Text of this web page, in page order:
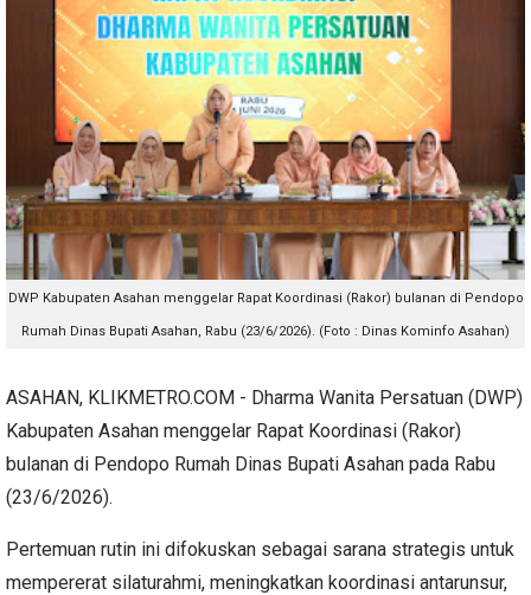
DWP Kabupaten Asahan menggelar Rapat Koordinasi (Rakor) bulanan di Pendopo
Rumah Dinas Bupati Asahan, Rabu (23/6/2026). (Foto : Dinas Kominfo Asahan)
ASAHAN, KLIKMETRO.COM - Dharma Wanita Persatuan (DWP)
Kabupaten Asahan menggelar Rapat Koordinasi (Rakor)
bulanan di Pendopo Rumah Dinas Bupati Asahan pada Rabu
(23/6/2026).
Pertemuan rutin ini difokuskan sebagai sarana strategis untuk
mempererat silaturahmi, meningkatkan koordinasi antarunsur,